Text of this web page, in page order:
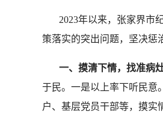
2023年以来，张家界市
策落实的突出问题，坚决惩
一、摸清下情，找准病灶
于民。一是以上率下听民意
户、基层党员干部等，摸实